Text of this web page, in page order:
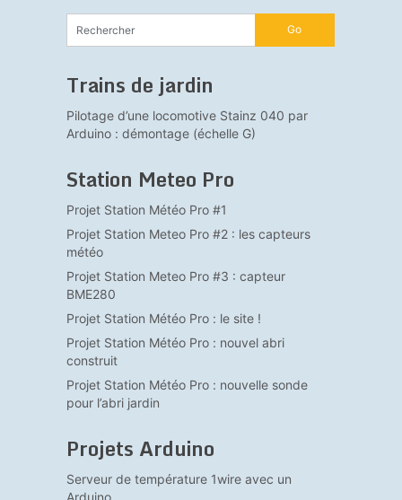
Trains de jardin
Pilotage d’une locomotive Stainz 040 par
Arduino : démontage (échelle G)
Station Meteo Pro
Projet Station Météo Pro #1
Projet Station Meteo Pro #2 : les capteurs
météo
Projet Station Meteo Pro #3 : capteur
BME280
Projet Station Météo Pro : le site !
Projet Station Météo Pro : nouvel abri
construit
Projet Station Météo Pro : nouvelle sonde
pour l’abri jardin
Projets Arduino
Serveur de température 1wire avec un
Arduino